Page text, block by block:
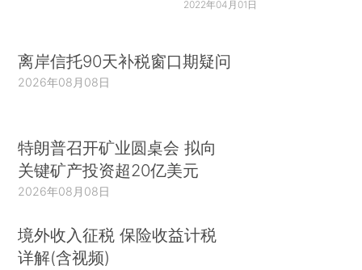
2022年04月01日
离岸信托90天补税窗口期疑问
2026年08月08日
特朗普召开矿业圆桌会 拟向
关键矿产投资超20亿美元
2026年08月08日
境外收入征税 保险收益计税
详解(含视频)